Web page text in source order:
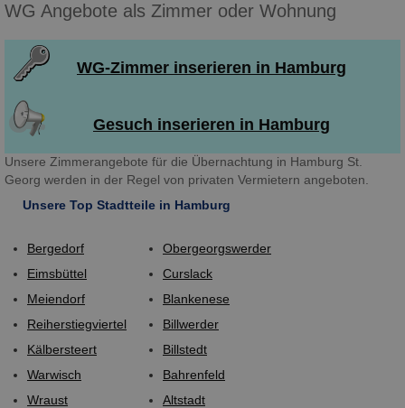
WG Angebote als Zimmer oder Wohnung
WG-Zimmer inserieren in Hamburg
Gesuch inserieren in Hamburg
Unsere Zimmerangebote für die Übernachtung in Hamburg St.
Georg werden in der Regel von privaten Vermietern angeboten.
Unsere Top Stadtteile in Hamburg
Bergedorf
Eimsbüttel
Meiendorf
Reiherstiegviertel
Kälbersteert
Warwisch
Wraust
Obergeorgswerder
Curslack
Blankenese
Billwerder
Billstedt
Bahrenfeld
Altstadt